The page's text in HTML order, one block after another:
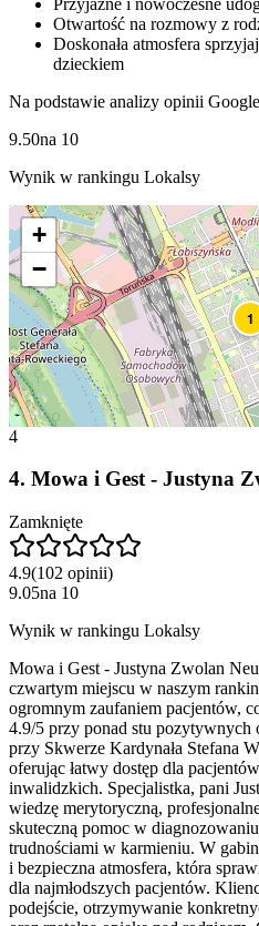
Otwartość na rozmowy z
Doskonała atmosfera
dzieckiem
Na podstawie analizy opinii
9.50na 10
Wynik w rankingu Lokalsy
1
+
−
4
4. Mowa i Gest - Justyna
Zamknięte
4.9(102 opinii)
9.05na 10
Wynik w rankingu Lokalsy
Mowa i Gest - Justyna Zwolan
czwartym miejscu w naszym
ogromnym zaufaniem pacjentów,
4.9/5 przy ponad stu pozytywnych
przy Skwerze Kardynała Stefana
oferując łatwy dostęp dla
inwalidzkich. Specjalistka, pani
wiedzę merytoryczną,
skuteczną pomoc w
trudnościami w karmieniu. W
i bezpieczna atmosfera, która
dla najmłodszych pacjentów.
podejście, otrzymywanie